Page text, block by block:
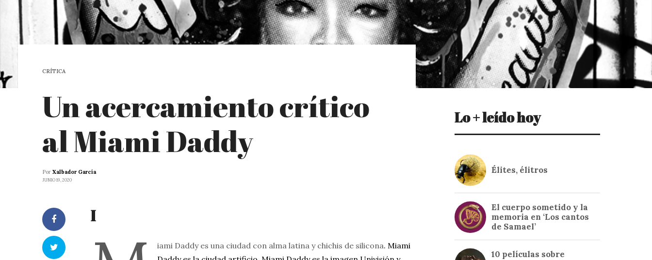
CRÍTICA
Un acercamiento crítico
al Miami Daddy
Por Xalbador García
JUNIO 19, 2020
I
iami Daddy es una ciudad con alma latina y chichis de silicona. Miami
Lo + leído hoy